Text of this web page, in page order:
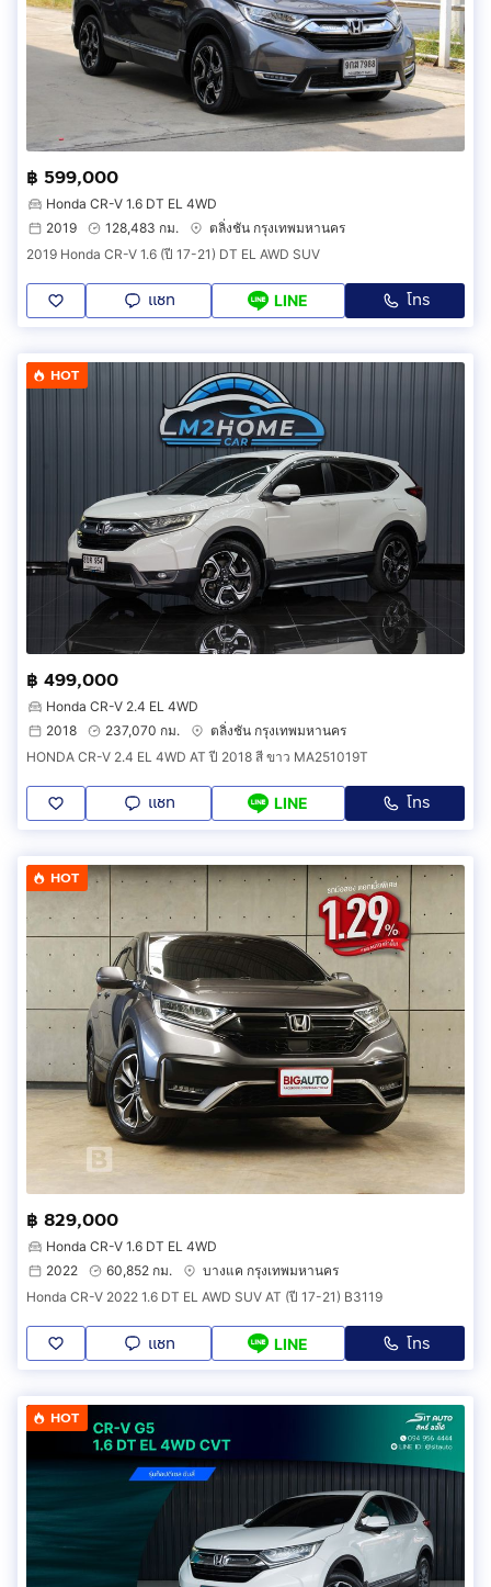
฿ 599,000
Honda CR-V 1.6 DT EL 4WD
2019
128,483 กม.
ตลิ่งชัน กรุงเทพมหานคร
2019 Honda CR-V 1.6 (ปี 17-21) DT EL AWD SUV
แชท LINE โทร
HOT
฿ 499,000
Honda CR-V 2.4 EL 4WD
2018
237,070 กม.
ตลิ่งชัน กรุงเทพมหานคร
HONDA CR-V 2.4 EL 4WD AT ปี 2018 สี ขาว MA251019T
แชท LINE โทร
HOT
฿ 829,000
Honda CR-V 1.6 DT EL 4WD
2022
60,852 กม.
บางแค กรุงเทพมหานคร
Honda CR-V 2022 1.6 DT EL AWD SUV AT (ปี 17-21) B3119
แชท LINE โทร
HOT